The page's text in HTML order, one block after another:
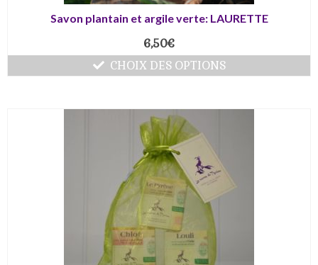
Savon plantain et argile verte: LAURETTE
6,50€
CHOIX DES OPTIONS